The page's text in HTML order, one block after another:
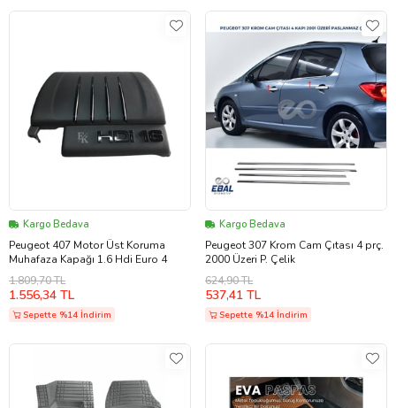
Kargo Bedava
Peugeot 407 Motor Üst Koruma
Muhafaza Kapağı 1.6 Hdi Euro 4
1.809,70 TL
1.556,34 TL
Sepette %14 İndirim
Kargo Bedava
Peugeot 307 Krom Cam Çıtası 4 prç.
2000 Üzeri P. Çelik
624,90 TL
537,41 TL
Sepette %14 İndirim